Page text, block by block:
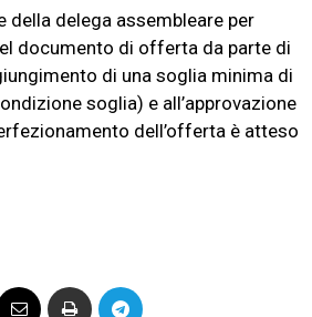
della delega assembleare per
documento di offerta da parte di
di una soglia minima di
soglia) e all’approvazione
dell’offerta è atteso